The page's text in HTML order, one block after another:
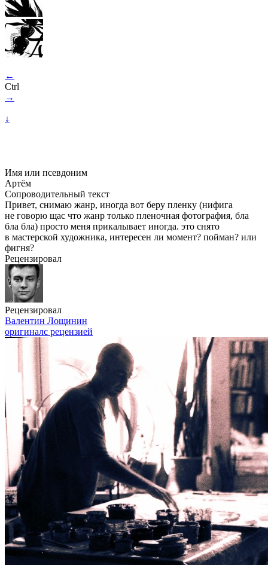
←
Ctrl
→
↓
Имя или псевдоним
Артём
Сопроводительный текст
Привет, снимаю жанр, иногда вот беру пленку (нифига
не говорю щас что жанр только пленочная фотография, бла
бла бла) просто меня прикалывает иногда. это снято
в мастерской художника, интересен ли момент? пойман? или
фигня?
Рецензировал
Рецензировал
Валентин Лощинин
оригиналс рецензией